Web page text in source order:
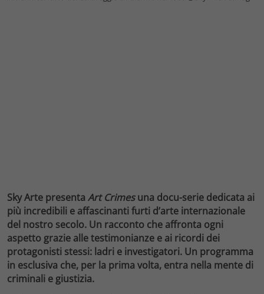
Sky Arte presenta Art Crimesuna docu-serie dedicata ai
più incredibili e affascinanti furti d’arte internazionale
del nostro secolo. Un racconto che affronta ogni
aspetto grazie alle testimonianze e ai ricordi dei
protagonisti stessi: ladri e investigatori. Un programma
in esclusiva che, per la prima volta, entra nella mente di
criminali e giustizia.